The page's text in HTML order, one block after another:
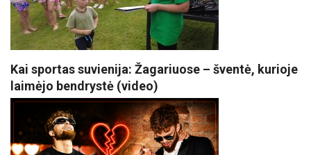
Kai sportas suvienija: Žagariuose – šventė, kurioje
laimėjo bendrystė (video)